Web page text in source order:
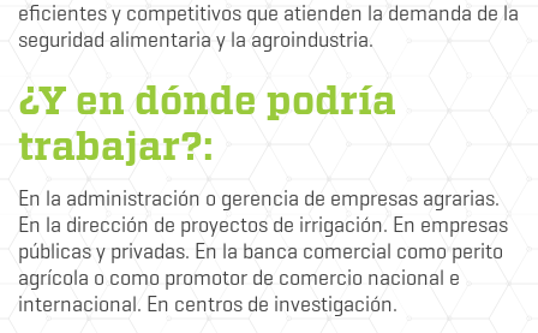
eficientes y competitivos que atienden la demanda de la
seguridad alimentaria y la agroindustria.
¿Y en dónde podría
trabajar?:
En la administración o gerencia de empresas agrarias.
En la dirección de proyectos de irrigación. En empresas
públicas y privadas. En la banca comercial como perito
agrícola o como promotor de comercio nacional e
internacional. En centros de investigación.